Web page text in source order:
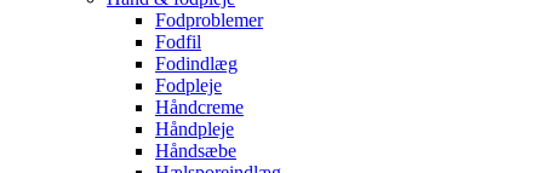
Fodproblemer
Fodfil
Fodindlæg
Fodpleje
Håndcreme
Håndpleje
Håndsæbe